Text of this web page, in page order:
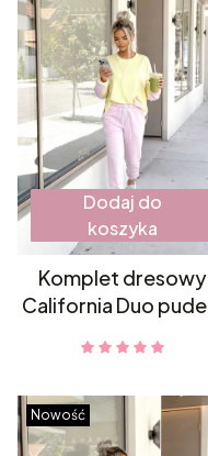
Dodaj do
koszyka
Komplet dresowy
California Duo
Nowość